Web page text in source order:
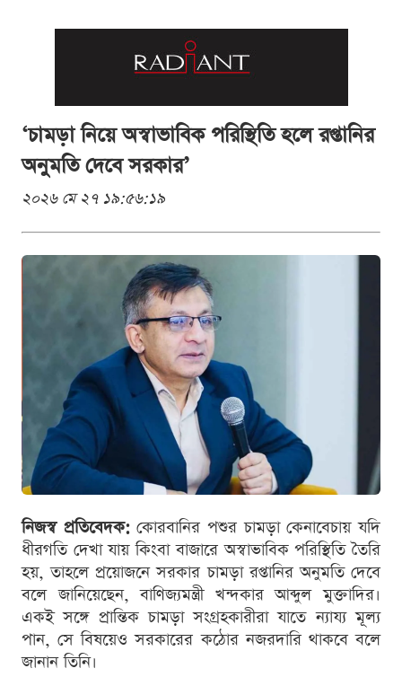
‘চামড়া নিয়ে অস্বাভাবিক পরিস্থিতি হলে রপ্তানির
অনুমতি দেবে সরকার’
২০২৬ মে ২৭ ১৯:৫৬:১৯
নিজস্ব প্রতিবেদক:কোরবানির পশুর চামড়া কেনাবেচায় যদি
ধীরগতি দেখা যায় কিংবা বাজারে অস্বাভাবিক পরিস্থিতি তৈরি
হয়, তাহলে প্রয়োজনে সরকার চামড়া রপ্তানির অনুমতি দেবে
বলে জানিয়েছেন, বাণিজ্যমন্ত্রী খন্দকার আব্দুল মুক্তাদির।
একই সঙ্গে প্রান্তিক চামড়া সংগ্রহকারীরা যাতে ন্যায্য মূল্য
পান, সে বিষয়েও সরকারের কঠোর নজরদারি থাকবে বলে
জানান তিনি।